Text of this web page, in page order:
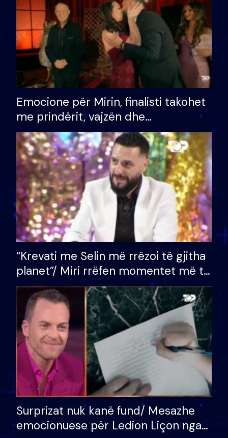
Emocione për Mirin, finalisti takohet
me prindërit, vajzën dhe
bashkëshorten: S’kemi ndonjë letër
divorci apo jo?
“Krevati me Selin më rrëzoi të gjitha
planet”/ Miri rrëfen momentet më të
bukura në shtëpinë e BB VIP: Do më
mungojë zilja e mëngjesit kur…
Surprizat nuk kanë fund/ Mesazhe
emocionuese për Ledion Liçon nga